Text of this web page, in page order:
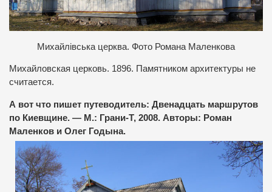
Михайлівська церква. Фото Романа Маленкова
Михайловская церковь. 1896. Памятником архитектуры не
считается.
А вот что пишет путеводитель: Двенадцать маршрутов
по Киевщине. — М.: Грани-Т, 2008. Авторы: Роман
Маленков и Олег Годына.